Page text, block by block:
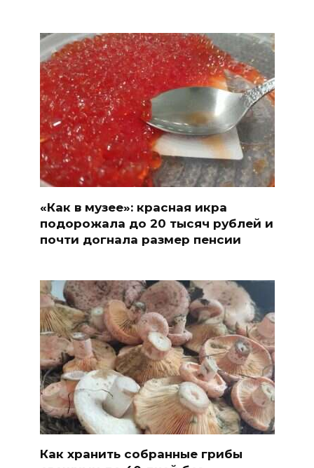
«Как в музее»: красная икра
подорожала до 20 тысяч рублей и
почти догнала размер пенсии
Как хранить собранные грибы